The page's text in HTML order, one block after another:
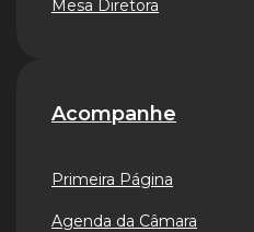
Mesa Diretora
Acompanhe
Primeira Página
Agenda da Câmara